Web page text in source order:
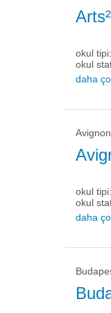
Arts²
okul tipi:
okul
daha
okul tipi:
okul
daha